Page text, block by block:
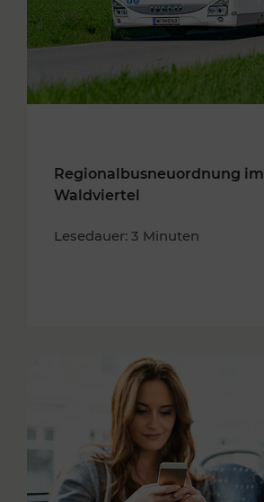
Regionalbusneuordnung im
Waldviertel
Lesedauer: 3 Minuten